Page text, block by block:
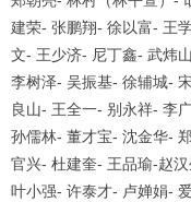
建荣- 张鹏翔- 徐以富- 王
文- 王少济- 尼丁鑫- 武炜
李树泽- 吴振基- 徐辅城-
良山- 王全一- 别永祥- 李
孙儒林- 董才宝- 沈金华-
官兴- 杜建奎- 王品瑜-赵
叶小强- 许泰才- 卢婵娟-